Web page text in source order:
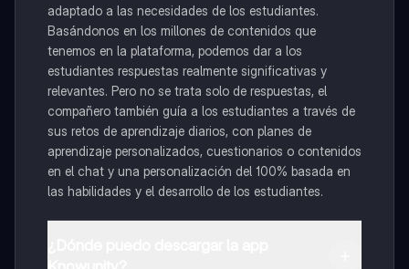
adaptado a las necesidades de los estudiantes.
Basándonos en los millones de contenidos que
tenemos en la plataforma, podemos dar a los
estudiantes respuestas realmente significativas y
relevantes. Pero no se trata solo de respuestas, el
compañero también guía a los estudiantes a través de
sus retos de aprendizaje diarios, con planes de
aprendizaje personalizados, cuestionarios o contenidos
en el chat y una personalización del 100% basada en
las habilidades y el desarrollo de los estudiantes.